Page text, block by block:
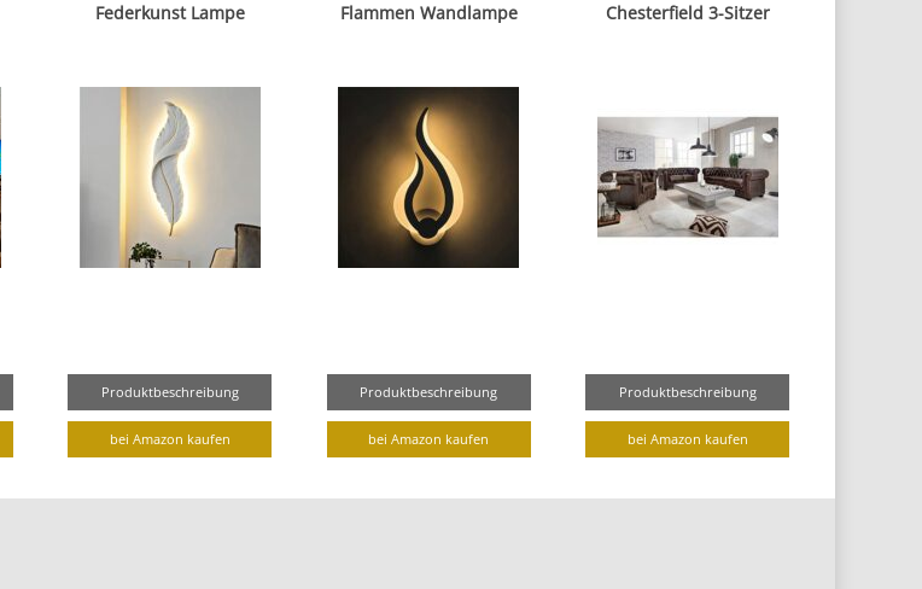
Federkunst Lampe
Produktbeschreibung
bei Amazon kaufen
Flammen Wandlampe
Produktbeschreibung
bei Amazon kaufen
Chesterfield 3-Sitzer
Produktbeschreibung
bei Amazon kaufen